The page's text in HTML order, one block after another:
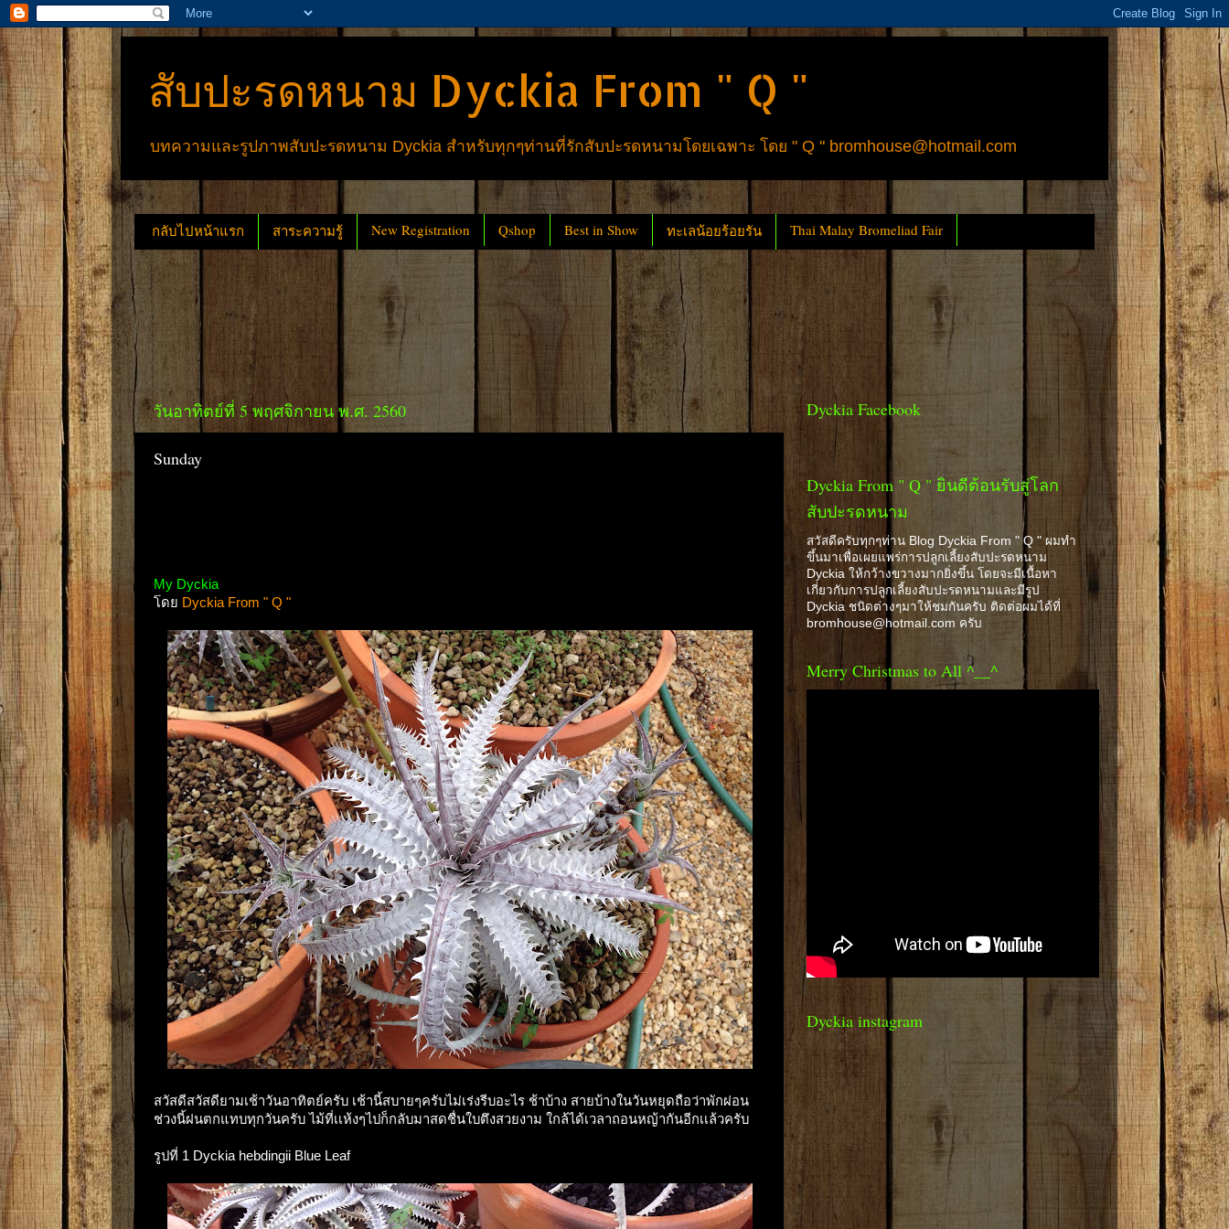
สับปะรดหนาม Dyckia From " Q "
บทความและรูปภาพสับปะรดหนาม Dyckia สำหรับทุกๆท่านที่รักสับปะรดหนามโดยเฉพาะ โดย " Q " bromhouse@hotmail.com
กลับไปหน้าแรก สาระความรู้ New Registration Qshop Best in Show ทะเลน้อยร้อยรัน Thai Malay Bromeliad Fair
วันอาทิตย์ที่ 5 พฤศจิกายน พ.ศ. 2560
Sunday
My Dyckia
โดย Dyckia From " Q "
สวัสดีสวัสดียามเช้าวันอาทิตย์ครับ เช้านี้สบายๆครับไม่เร่งรีบอะไร ช้าบ้าง สายบ้างในวันหยุดถือว่าพักผ่อน
ช่วงนี้ฝนตกแทบทุกวันครับ ไม้ที่เเห้งๆไปก็กลับมาสดชื่นใบตึงสวยงาม ใกล้ได้เวลาถอนหญ้ากันอีกเเล้วครับ
รูปที่ 1 Dyckia hebdingii Blue Leaf
Dyckia Facebook
Dyckia From " Q " ยินดีต้อนรับสู่โลก
สับปะรดหนาม
สวัสดีครับทุกๆท่าน Blog Dyckia From " Q " ผมทำ
ขึ้นมาเพื่อเผยแพร่การปลูกเลี้ยงสับปะรดหนาม
Dyckia ให้กว้างขวางมากยิ่งขึ้น โดยจะมีเนื้อหา
เกี่ยวกับการปลูกเลี้ยงสับปะรดหนามและมีรูป
Dyckia ชนิดต่างๆมาให้ชมกันครับ ติดต่อผมได้ที่
bromhouse@hotmail.com ครับ
Merry Christmas to All ^__^
Dyckia instagram